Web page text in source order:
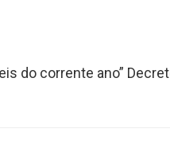
do corrente ano”